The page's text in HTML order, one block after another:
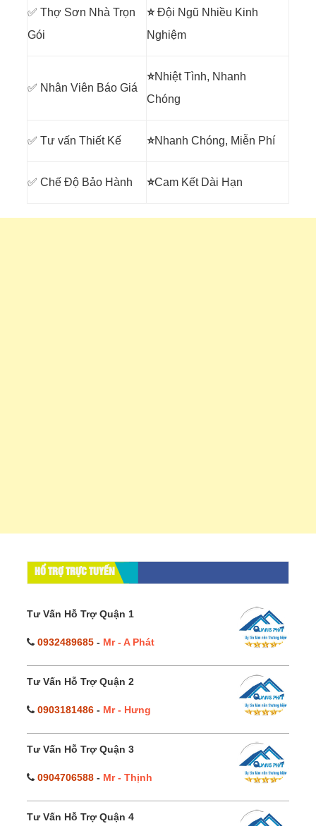
✅ Thợ Sơn Nhà Trọn
Gói
⭐Đội Ngũ Nhiều Kinh
Nghiệm
✅ Nhân Viên Báo Giá
⭐Nhiệt Tình, Nhanh
Chóng
✅ Tư vấn Thiết Kế ⭐Nhanh Chóng, Miễn Phí
✅ Chế Độ Bảo Hành ⭐Cam Kết Dài Hạn
HỔ TRỢ TRỰC TUYẾN
Tư Vấn Hỗ Trợ Quận 1
0932489685 - Mr - A Phát
Tư Vấn Hỗ Trợ Quận 2
0903181486 - Mr - Hưng
Tư Vấn Hỗ Trợ Quận 3
0904706588 - Mr - Thịnh
Tư Vấn Hỗ Trợ Quận 4